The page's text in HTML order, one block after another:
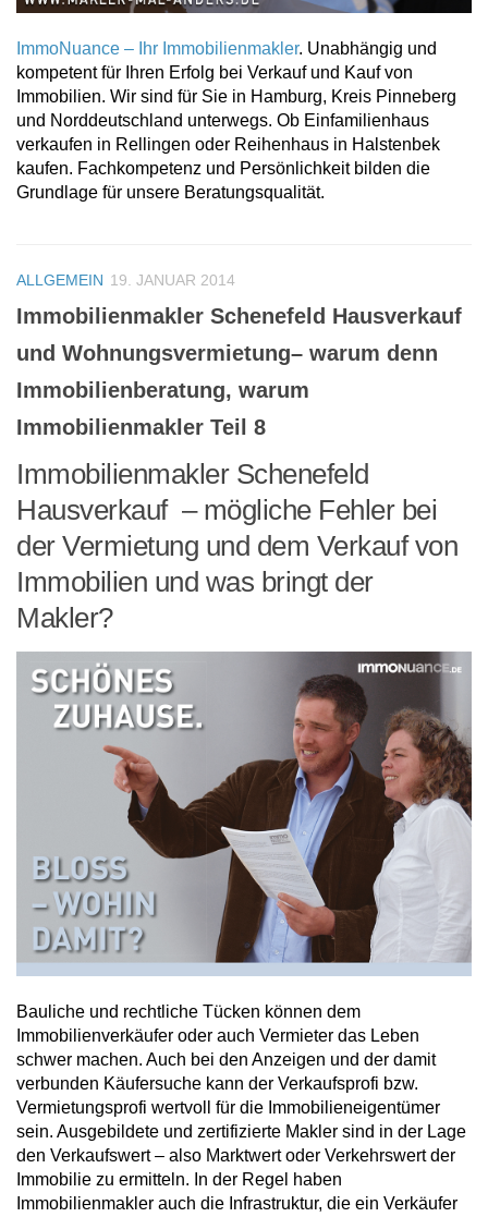
ImmoNuance – Ihr Immobilienmakler. Unabhängig und
kompetent für Ihren Erfolg bei Verkauf und Kauf von
Immobilien. Wir sind für Sie in Hamburg, Kreis Pinneberg
und Norddeutschland unterwegs. Ob Einfamilienhaus
verkaufen in Rellingen oder Reihenhaus in Halstenbek
kaufen. Fachkompetenz und Persönlichkeit bilden die
Grundlage für unsere Beratungsqualität.
ALLGEMEIN 19. JANUAR 2014
Immobilienmakler Schenefeld Hausverkauf
und Wohnungsvermietung– warum denn
Immobilienberatung, warum
Immobilienmakler Teil 8
Immobilienmakler Schenefeld
Hausverkauf – mögliche Fehler bei
der Vermietung und dem Verkauf von
Immobilien und was bringt der
Makler?
Bauliche und rechtliche Tücken können dem
Immobilienverkäufer oder auch Vermieter das Leben
schwer machen. Auch bei den Anzeigen und der damit
verbunden Käufersuche kann der Verkaufsprofi bzw.
Vermietungsprofi wertvoll für die Immobilieneigentümer
sein. Ausgebildete und zertifizierte Makler sind in der Lage
den Verkaufswert – also Marktwert oder Verkehrswert der
Immobilie zu ermitteln. In der Regel haben
Immobilienmakler auch die Infrastruktur, die ein Verkäufer